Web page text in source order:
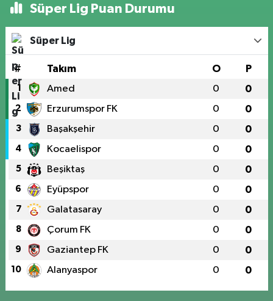
Süper Lig Puan Durumu
Süper Lig
# Takım O P
1 Amed 0 0
2 Erzurumspor FK 0 0
3 Başakşehir 0 0
4 Kocaelispor 0 0
5 Beşiktaş 0 0
6 Eyüpspor 0 0
7 Galatasaray 0 0
8 Çorum FK 0 0
9 Gaziantep FK 0 0
10 Alanyaspor 0 0